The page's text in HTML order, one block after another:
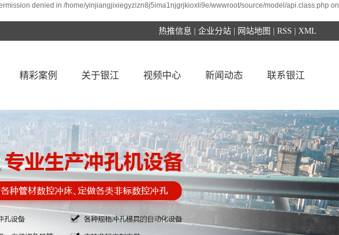
denied in /home/yinjiangjixiegyzizn8j5ima1njgrjkioxli9e/wwwroot/source/model/api.class.php on
热推信息 企业分站 网站地图 RSS XML
精彩案例 关于银江 视频中心 新闻动态 联系银江